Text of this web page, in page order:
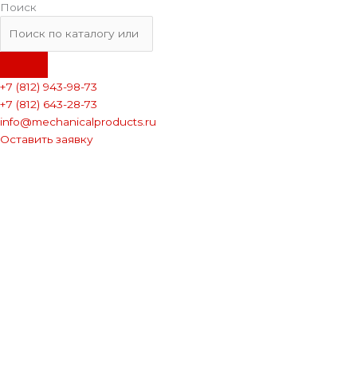
Поиск
+7 (812) 943-98-73
+7 (812) 643-28-73
info@mechanicalproducts.ru
Оставить заявку